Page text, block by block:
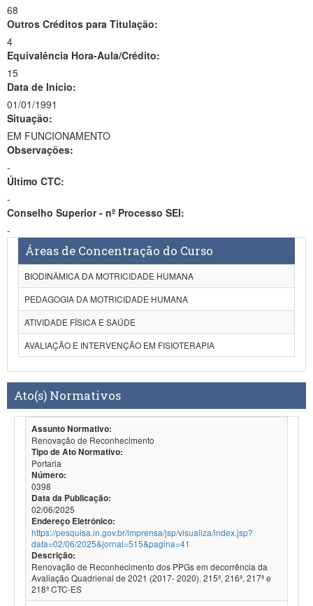
68
Outros Créditos para Titulação:
4
Equivalência Hora-Aula/Crédito:
15
Data de Início:
01/01/1991
Situação:
EM FUNCIONAMENTO
Observações:
-
Último CTC:
-
Conselho Superior - nº Processo SEI:
-
Áreas de Concentração do Curso
BIODINÂMICA DA MOTRICIDADE HUMANA
PEDAGOGIA DA MOTRICIDADE HUMANA
ATIVIDADE FÍSICA E SAÚDE
AVALIAÇÃO E INTERVENÇÃO EM FISIOTERAPIA
Ato(s) Normativos
Assunto Normativo:
Renovação de Reconhecimento
Tipo de Ato Normativo:
Portaria
Número:
0398
Data da Publicação:
02/06/2025
Endereço Eletrônico:
https://pesquisa.in.gov.br/imprensa/jsp/visualiza/index.jsp?
data=02/06/2025&jornal=515&pagina=41
Descrição:
Renovação de Reconhecimento dos PPGs em decorrência da
Avaliação Quadrienal de 2021 (2017- 2020). 215ª, 216ª, 217ª e
218ª CTC-ES